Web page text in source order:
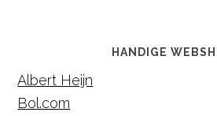
HANDIGE
Albert Heijn
Bol.com